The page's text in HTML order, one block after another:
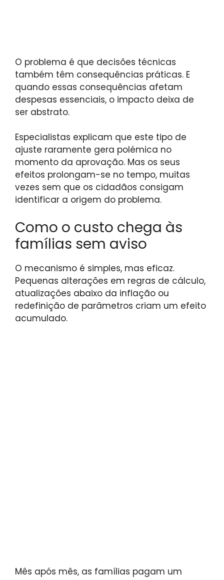
O problema é que decisões técnicas
também têm consequências práticas. E
quando essas consequências afetam
despesas essenciais, o impacto deixa de
ser abstrato.
Especialistas explicam que este tipo de
ajuste raramente gera polémica no
momento da aprovação. Mas os seus
efeitos prolongam-se no tempo, muitas
vezes sem que os cidadãos consigam
identificar a origem do problema.
Como o custo chega às
famílias sem aviso
O mecanismo é simples, mas eficaz.
Pequenas alterações em regras de cálculo,
atualizações abaixo da inflação ou
redefinição de parâmetros criam um efeito
acumulado.
Mês após mês, as famílias pagam um